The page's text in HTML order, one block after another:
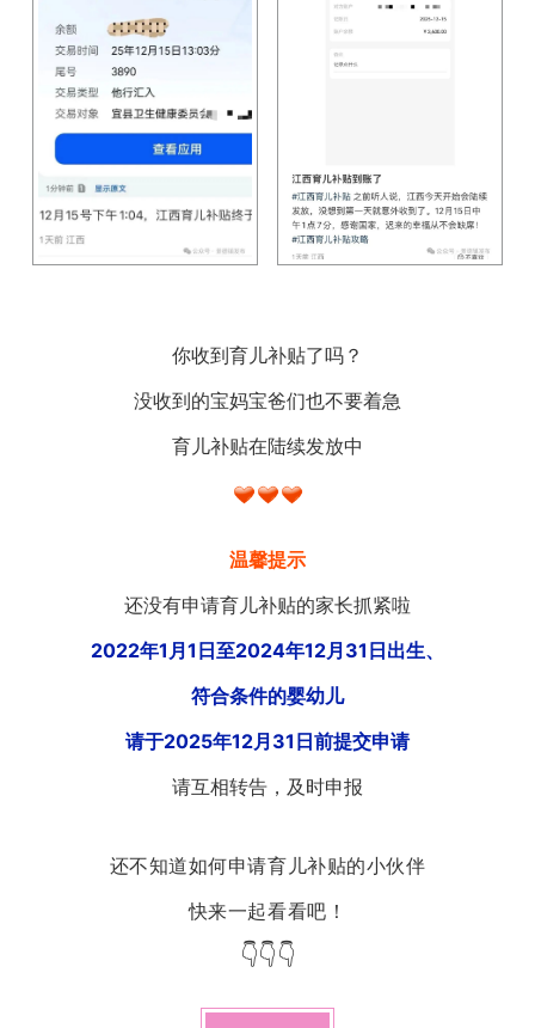
你收到育儿补贴了吗？
没收到的宝妈宝爸们也不要着急
育儿补贴在陆续发放中
温馨提示
还没有申请育儿补贴的家长抓紧啦
2022年1月1日至2024年12月31日出生、
符合条件的婴幼儿
请于2025年12月31日前提交申请
请互相转告，及时申报
还不知道如何申请育儿补贴的小伙伴
快来一起看看吧！
👇👇👇